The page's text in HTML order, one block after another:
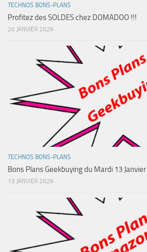
TECHNOS BONS-PLANS
Profitez des SOLDES chez DOMADOO !!!
20 JANVIER 2026
TECHNOS BONS-PLANS
Bons Plans Geekbuying du Mardi 13
13 JANVIER 2026